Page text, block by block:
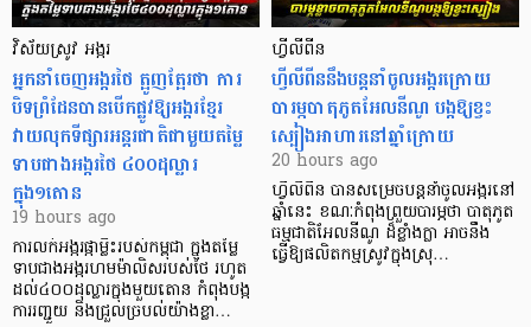
វិស័យស្រូវ អង្ករ
អ្នកនាំចេញអង្ករថៃ ត្អូញត្អែរថា ការ
បិទព្រំដែនបានបើកផ្លូវឱ្យអង្ករខ្មែរ
វាយលុកទីផ្សារអន្តរជាតិជាមួយតម្លៃ
ទាបជាងអង្ករថៃ ៤០០ដុល្លារ
ក្នុង១តោន
19 hours ago
ការលក់អង្ករផ្កាម្លិះរបស់កម្ពុជា ក្នុងតម្លៃ
ទាបជាងអង្ករហមម៉ាលិសរបស់ថៃ រហូត
ដល់៤០០ដុល្លារក្នុងមួយតោន កំពុងបង្ក
ការរញ្ជួយ និងជ្រួលច្របល់យ៉ាងខ្លា…
ហ្វីលីពីន
ហ្វីលីពីននឹងបន្តនាំចូលអង្ករក្រោយ
បារម្ភបាតុភូតអែលនីណូ បង្កឱ្យខ្វះ
ស្បៀងអាហារនៅឆ្នាំក្រោយ
20 hours ago
ហ្វីលីពីន បាន​សម្រេចបន្តនាំចូលអង្ករនៅ
ឆ្នាំនេះ ខណៈកំពុងព្រួយបារម្ភថា បាតុភូត
ធម្មជាតិអែលនីណូ ដ៏ខ្លាំងក្លា​ អាចនឹង
ធ្វើឱ្យផលិតកម្មស្រូវក្នុងស្រុ…